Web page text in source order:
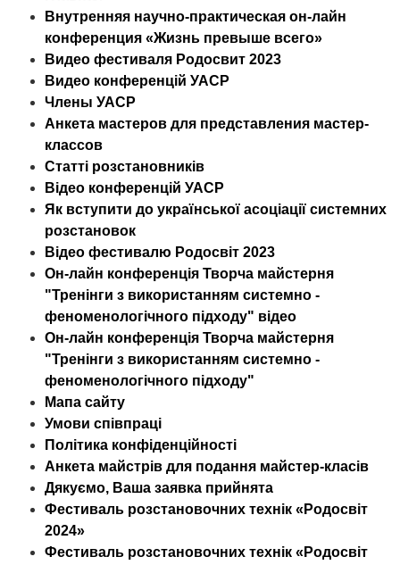
Внутренняя научно-практическая он-лайн
конференция «Жизнь превыше всего»
Видео фестиваля Родосвит 2023
Видео конференцій УАСР
Члены УАСР
Анкета мастеров для представления мастер-
классов
Статті розстановників
Відео конференцій УАСР
Як вступити до української асоціації системних
розстановок
Відео фестивалю Родосвіт 2023
Он-лайн конференція Творча майстерня
"Тренінги з використанням системно -
феноменологічного підходу" відео
Он-лайн конференція Творча майстерня
"Тренінги з використанням системно -
феноменологічного підходу"
Мапа сайту
Умови співпраці
Політика конфіденційності
Анкета майстрів для подання майстер-класів
Дякуємо, Ваша заявка прийнята
Фестиваль розстановочних технік «Родосвіт
2024»
Фестиваль розстановочних технік «Родосвіт